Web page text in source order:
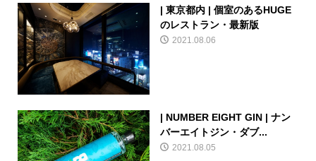
| 東京都内 | 個室のあるHUGE
のレストラン・最新版
2021.08.06
| NUMBER EIGHT GIN | ナン
バーエイトジン・ダブ...
2021.08.05